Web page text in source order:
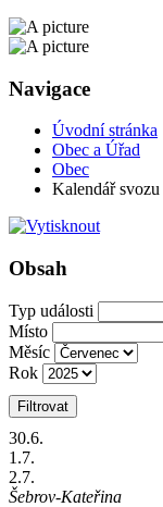
Navigace
Úvodní stránka
Obec a Úřad
Obec
Kalendář svozu
Obsah
Typ události
Místo
Měsíc
Rok
Filtrovat
30.6.
1 .7.
2.7.
Šebrov-Kateřina